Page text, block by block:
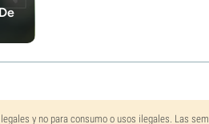
y no para consumo o usos ilegales. Las